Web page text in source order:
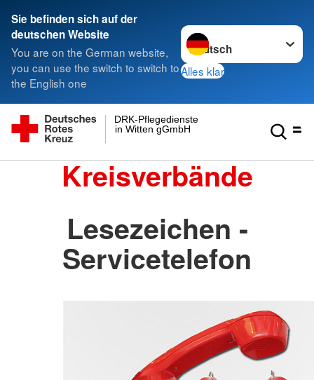
Sie befinden sich auf der
deutschen Website
You are on the German website,
you can use the switch to switch to
the English one
Sprache wechseln zu
Alles klar
in Witten gGmbH
DRK-Pflegedienste
Kreisverbände
Lesezeichen -
Servicetelefon